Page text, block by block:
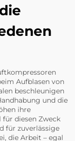
Aufblasen von
beschleunigen
und die
ihre
für diesen Zweck
für zuverlässige
die Arbeit – egal